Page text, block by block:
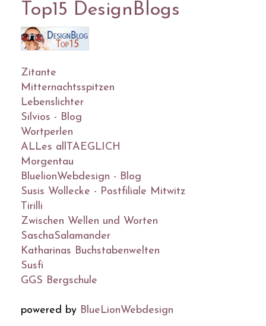
Top15 DesignBlogs
Zitante
Mitternachtsspitzen
Lebenslichter
Silvios - Blog
Wortperlen
ALLes allTAEGLICH
Morgentau
BluelionWebdesign - Blog
Susis Wollecke - Postfiliale Mitwitz
Tirilli
Zwischen Wellen und Worten
SaschaSalamander
Katharinas Buchstabenwelten
Susfi
GGS Bergschule
powered by BlueLionWebdesign